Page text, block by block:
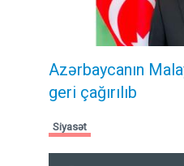
Azərbaycanın
geri çağırılıb
Siyasət